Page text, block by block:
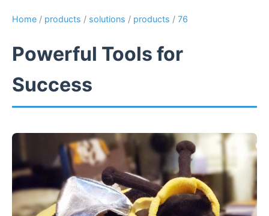
Home / products / solutions / products / 76
Powerful Tools for
Success